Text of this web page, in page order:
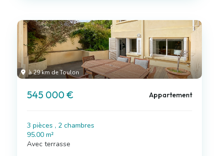
à 29 km de Toulon
545 000 € Appartement
3 pièces , 2 chambres
95.00 m²
Avec terrasse